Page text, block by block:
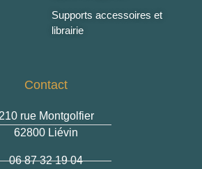
Supports accessoires et
librairie
Contact
210 rue Montgolfier
62800 Liévin
06 87 32 19 04